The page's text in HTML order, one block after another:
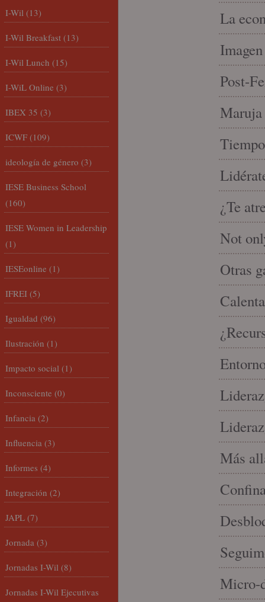
La
Post-
Maruja
¿Te
Not
Otras
Más
Micro-
I-Wil (13)
I-Wil Breakfast (13)
I-Wil Lunch (15)
I-WiL Online (3)
IBEX 35 (3)
ICWF (109)
ideología de género (3)
IESE Business School
(160)
IESE Women in Leadership
(1)
IESEonline (1)
IFREI (5)
Igualdad (96)
Ilustración (1)
Impacto social (1)
Inconsciente (0)
Infancia (2)
Influencia (3)
Informes (4)
Integración (2)
JAPL (7)
Jornada (3)
Jornadas I-Wil (8)
Jornadas I-Wil Ejecutivas